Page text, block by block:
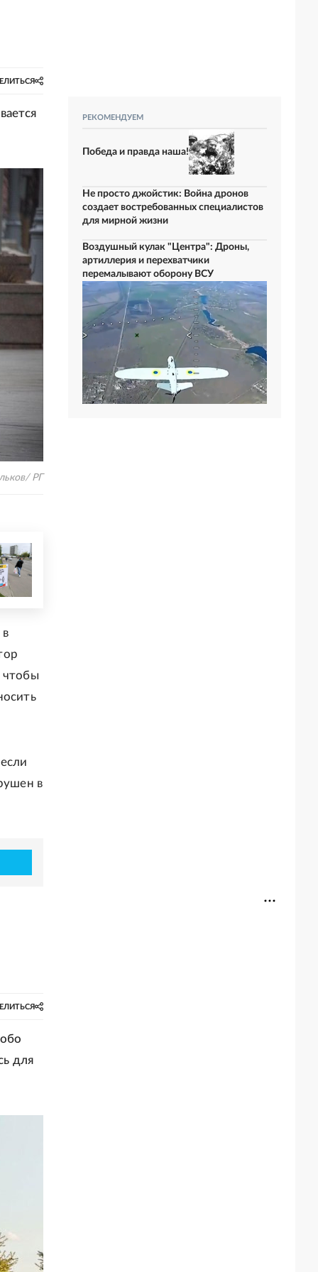
РГ
в
чтобы
в
для
РЕКОМЕНДУЕМ
Победа и правда наша!
Не просто джойстик: Война дронов
создает востребованных специалистов
для мирной жизни
Воздушный кулак "Центра": Дроны,
артиллерия и перехватчики
перемалывают оборону ВСУ